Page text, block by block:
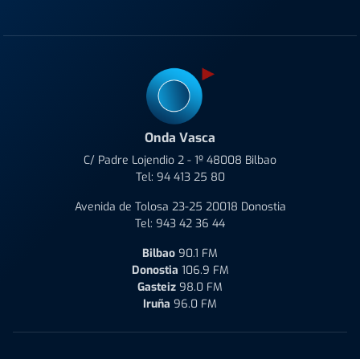
Onda Vasca
C/ Padre Lojendio 2 - 1º 48008 Bilbao
Tel: 94 413 25 80
Avenida de Tolosa 23-25 20018 Donostia
Tel: 943 42 36 44
Bilbao 90.1 FM
Donostia 106.9 FM
Gasteiz 98.0 FM
Iruña 96.0 FM